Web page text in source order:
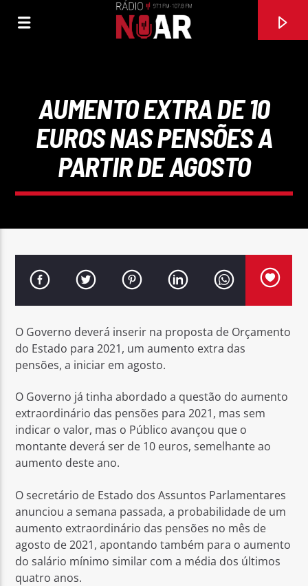
97.1FM E 107.8 FM
Rádio No ar
AUMENTO EXTRA DE 10
EUROS NAS PENSÕES A
PARTIR DE AGOSTO
O Governo deverá inserir na proposta de Orçamento
do Estado para 2021, um aumento extra das
pensões, a iniciar em agosto.
O Governo já tinha abordado a questão do aumento
extraordinário das pensões para 2021, mas sem
indicar o valor, mas o Público avançou que o
montante deverá ser de 10 euros, semelhante ao
aumento deste ano.
O secretário de Estado dos Assuntos Parlamentares
anunciou a semana passada, a probabilidade de um
aumento extraordinário das pensões no mês de
agosto de 2021, apontando também para o aumento
do salário mínimo similar com a média dos últimos
quatro anos.